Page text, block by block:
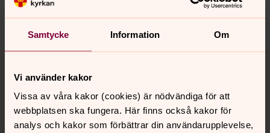
Samtycke Information Om
Vi använder kakor
Vissa av våra kakor (cookies) är nödvändiga för att
webbplatsen ska fungera. Här finns också kakor för
analys och kakor som förbättrar din användarupplevelse,
nora.tarnsjo.forsamling@svenskakyrkan.se
Tillbaka till toppen
Tillbaka till innehållet
Kontakt